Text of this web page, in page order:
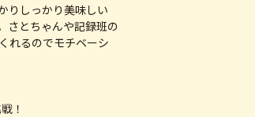
りしっかり美味しい
さとちゃんや記録班の
れるのでモチベーシ
！